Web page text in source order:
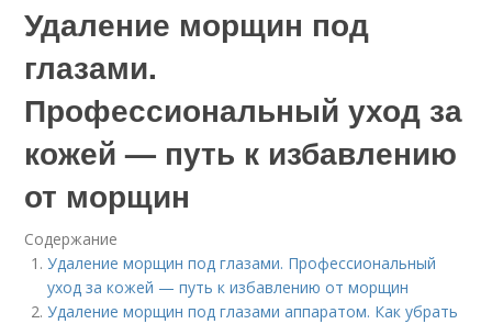
Удаление морщин под
глазами.
Профессиональный уход за
кожей — путь к избавлению
от морщин
Содержание
Удаление морщин под глазами. Профессиональный
уход за кожей — путь к избавлению от морщин
Удаление морщин под глазами аппаратом. Как убрать